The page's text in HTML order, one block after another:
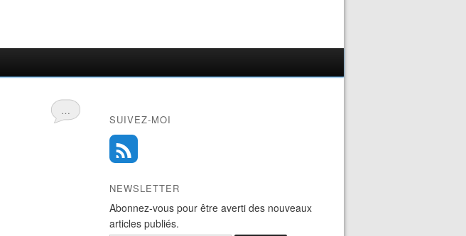
…
SUIVEZ-MOI
NEWSLETTER
Abonnez-vous pour être averti des nouveaux
articles publiés.